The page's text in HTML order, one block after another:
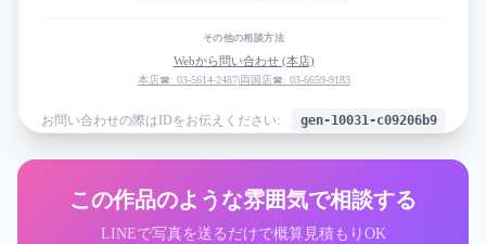
その他の相談方法
Webから問い合わせ (本店)
本店☎: 03-5614-2487|両国店☎: 03-6659-9183
お問い合わせの際はIDをお伝えください: gen-10031-c09206b9
この作品のような雰囲気で相談する
LINEで写真を送るだけで概算見積もりOK